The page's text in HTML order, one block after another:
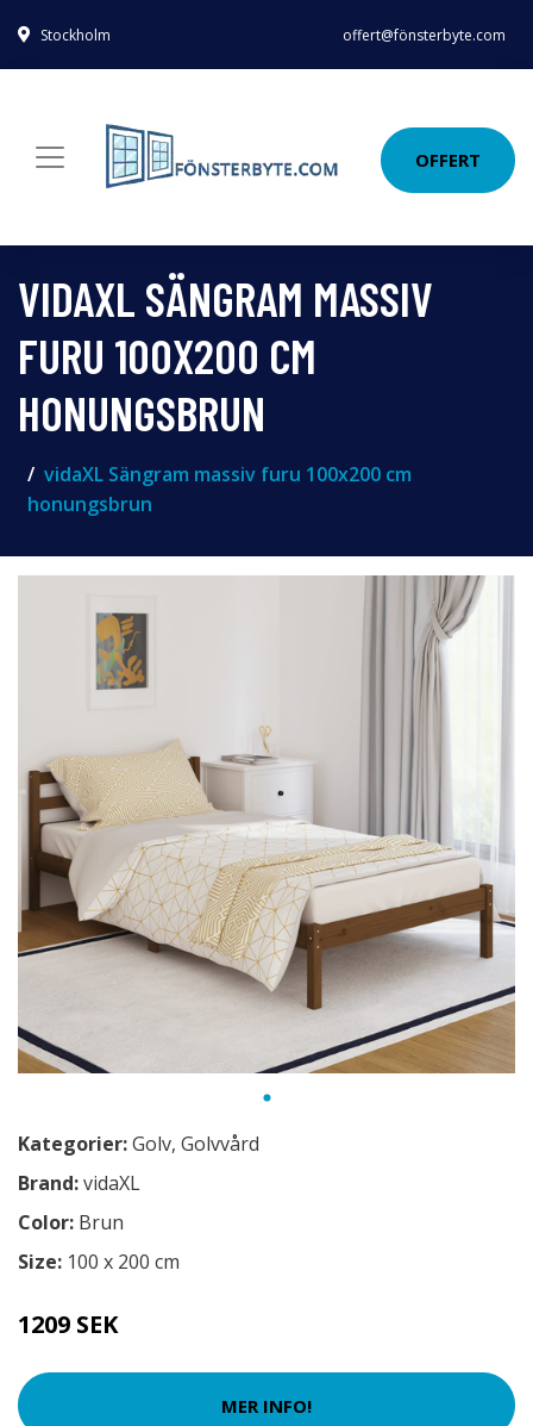
Stockholm offert@fönsterbyte.com
OFFERT
VIDAXL SÄNGRAM MASSIV
FURU 100X200 CM
HONUNGSBRUN
vidaXL Sängram massiv furu 100x200 cm
honungsbrun
Kategorier:Golv, Golvvård
Brand:vidaXL
Color: Brun
Size: 100 x 200 cm
1209 SEK
MER INFO!